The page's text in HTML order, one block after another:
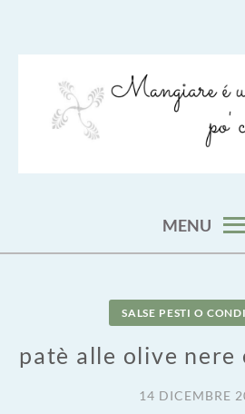
MENU
SALSE PESTI O
patè alle olive nere
14 DICEMBRE